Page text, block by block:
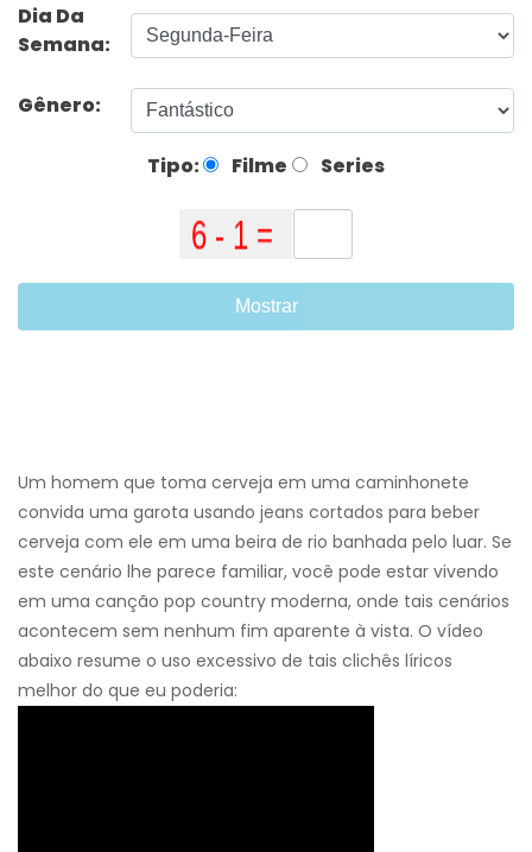
Dia Da
Semana:
Gênero:
Tipo: Filme Series
Mostrar
Um homem que toma cerveja em uma caminhonete
convida uma garota usando jeans cortados para beber
cerveja com ele em uma beira de rio banhada pelo luar. Se
este cenário lhe parece familiar, você pode estar vivendo
em uma canção pop country moderna, onde tais cenários
acontecem sem nenhum fim aparente à vista. O vídeo
abaixo resume o uso excessivo de tais clichês líricos
melhor do que eu poderia: